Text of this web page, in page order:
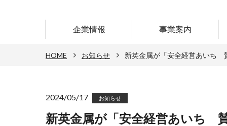
企業情報 事業案内
HOME お知らせ 新英金属が「安全経営あいち
2024/05/17 お知らせ
新英金属が「安全経営あいち